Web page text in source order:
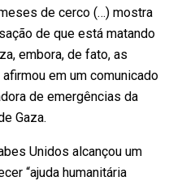
de cerco (…) mostra
de que está matando
embora, de fato, as
em um comunicado
de emergências da
Gaza.
Unidos alcançou um
“ajuda humanitária